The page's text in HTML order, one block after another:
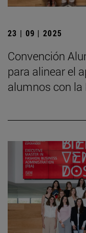
23 | 09 | 2025
Convención
para alinear el
alumnos con